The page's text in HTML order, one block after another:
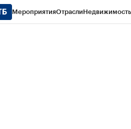
МероприятияОтраслиНедвижимость